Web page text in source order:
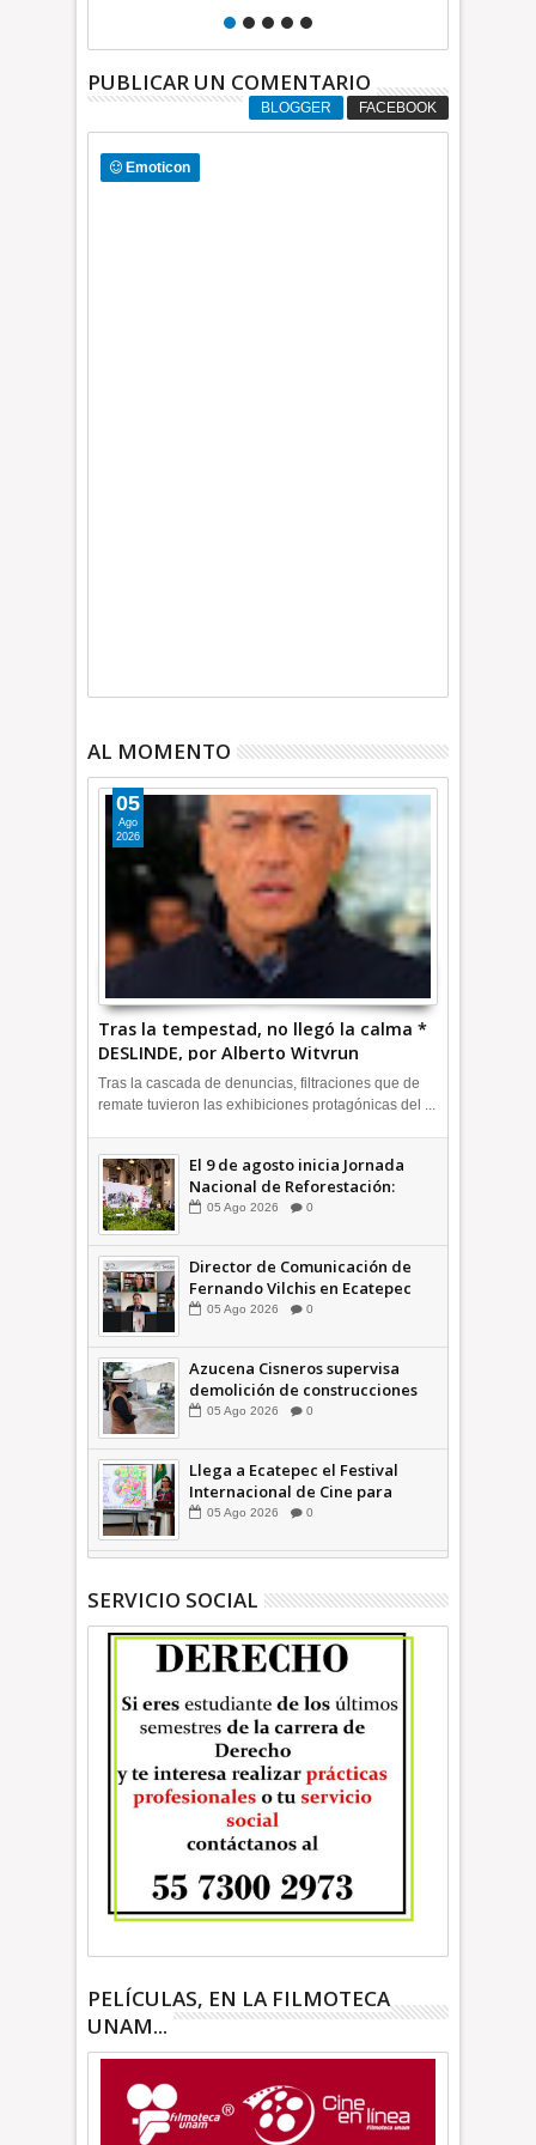
en redes sociales en contra de Azucena
Cisneros: TEEM | INFORMATIVA
PUBLICAR UN COMENTARIO
BLOGGER FACEBOOK
Emoticon
AL MOMENTO
Tras la tempestad, no llegó la calma *
DESLINDE, por Alberto Witvrun
OPINIÓN
05
Ago
2026
Tras la cascada de denuncias, filtraciones que de
remate tuvieron las exhibiciones protagónicas del ...
El 9 de agosto inicia Jornada
Nacional de Reforestación:
presidenta Sheinbaum +Video
05 Ago 2026 0
Director de Comunicación de
Fernando Vilchis en Ecatepec
financió publicaciones en redes
Cisneros: TEEM | INFORMATIVA
05 Ago 2026 0
Azucena Cisneros supervisa
demolición de construcciones
ilegales en zona federal
05 Ago 2026 0
Llega a Ecatepec el Festival
Internacional de Cine para
Niños (… y no tan Niños) +Video
05 Ago 2026 0
SERVICIO SOCIAL
PELÍCULAS, EN LA FILMOTECA
UNAM...